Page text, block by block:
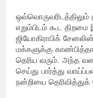
ஒவ்வொருவரிடத்திலும்
எறும்பிடம் கூட
ஜியோகிராபிக்
மக்களுக்கு
தெரிய வரும். அந்த
செய்து பார்த்து
நன்றியை